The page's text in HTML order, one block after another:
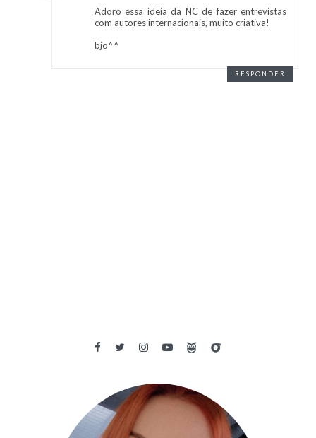
Adoro essa ideia da NC de fazer entrevistas
com autores internacionais, muito criativa!
bjo^^
RESPONDER